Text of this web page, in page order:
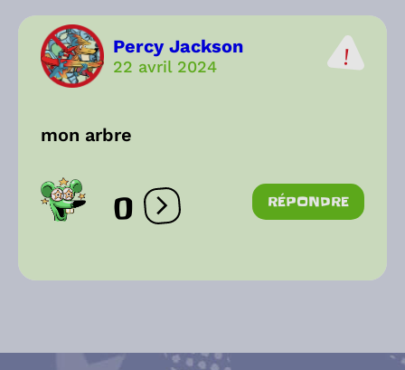
Percy Jackson
22 avril 2024
mon arbre
0 Ouvrir les réactions
RÉPONDRE